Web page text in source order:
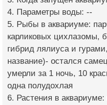
4. Параметры воды: --
5. Рыбы в аквариуме:
карликовых цихлазомы,
гибрид лялиуса и
название)- остался
умерли за 1 ночь, 10
одна полудохлая
6. Растения в